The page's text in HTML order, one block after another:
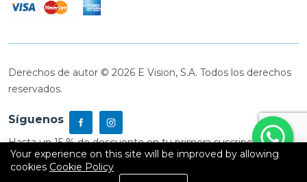
Derechos de autor © 2026 E Vision, S.A. Todos los derechos
reservados.
Síguenos
Hasta un 15 % de descuento en tu primera suscripción
Your experience on this site will be improved by allowing
cookies Cookie Policy